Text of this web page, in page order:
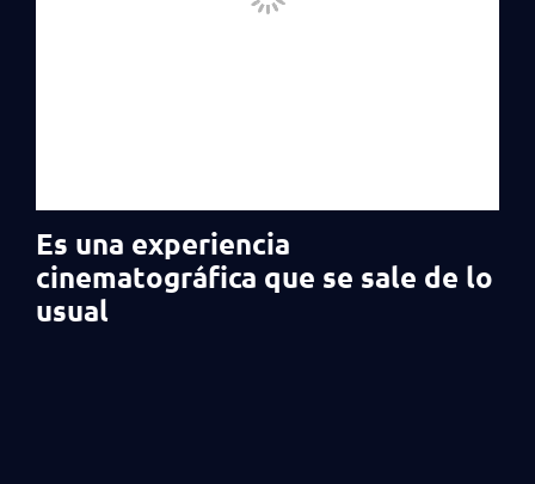
Es una experiencia
cinematográfica que se sale de lo
usual